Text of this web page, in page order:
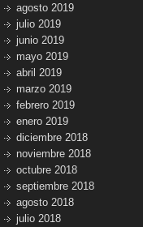
agosto 2019
julio 2019
junio 2019
mayo 2019
abril 2019
marzo 2019
febrero 2019
enero 2019
diciembre 2018
noviembre 2018
octubre 2018
septiembre 2018
agosto 2018
julio 2018